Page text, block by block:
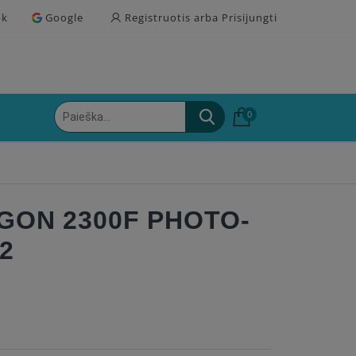
Google Registruotis arba Prisijungti
0
2300F PHOTO-